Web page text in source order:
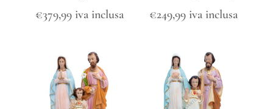
€379,99 iva inclusa €249,99 iva inclusa